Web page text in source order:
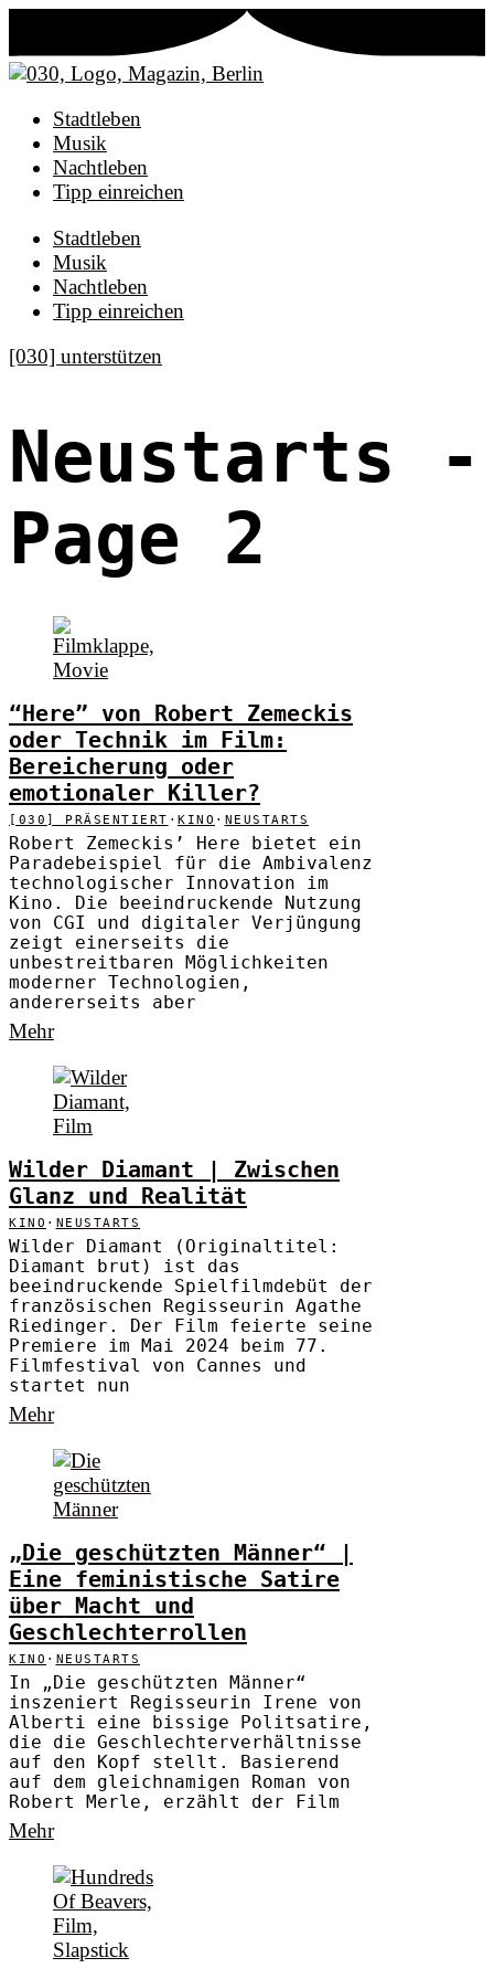
Stadtleben
Musik
Nachtleben
Tipp einreichen
Stadtleben
Musik
Nachtleben
Tipp einreichen
[030] unterstützen
Neustarts -
Page 2
“Here” von Robert Zemeckis
oder Technik im Film:
Bereicherung oder
emotionaler Killer?
[030] PRÄSENTIERT · KINO · NEUSTARTS
Robert Zemeckis’ Here bietet ein
Paradebeispiel für die Ambivalenz
technologischer Innovation im
Kino. Die beeindruckende Nutzung
von CGI und digitaler Verjüngung
zeigt einerseits die
unbestreitbaren Möglichkeiten
moderner Technologien,
andererseits aber
Mehr
Wilder Diamant | Zwischen
Glanz und Realität
KINO · NEUSTARTS
Wilder Diamant (Originaltitel:
Diamant brut) ist das
beeindruckende Spielfilmdebüt der
französischen Regisseurin Agathe
Riedinger. Der Film feierte seine
Premiere im Mai 2024 beim 77.
Filmfestival von Cannes und
startet nun
Mehr
„Die geschützten Männer“ |
Eine feministische Satire
über Macht und
Geschlechterrollen
KINO · NEUSTARTS
In „Die geschützten Männer“
inszeniert Regisseurin Irene von
Alberti eine bissige Politsatire,
die die Geschlechterverhältnisse
auf den Kopf stellt. Basierend
auf dem gleichnamigen Roman von
Robert Merle, erzählt der Film
Mehr